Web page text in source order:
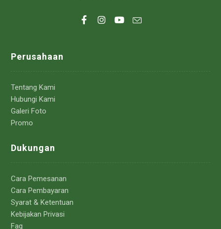
Perusahaan
Tentang Kami
Hubungi Kami
Galeri Foto
Promo
Dukungan
Cara Pemesanan
Cara Pembayaran
Syarat & Ketentuan
Kebijakan Privasi
Faq